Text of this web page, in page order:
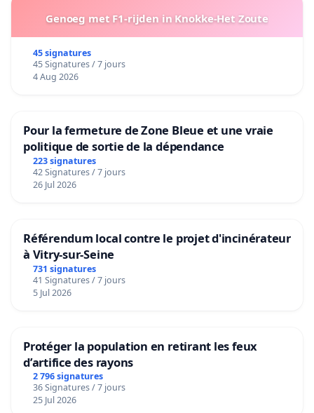
Genoeg met F1-rijden in Knokke-Het Zoute
45 signatures
45 Signatures / 7 jours
4 Aug 2026
Pour la fermeture de Zone Bleue et une vraie
politique de sortie de la dépendance
223 signatures
42 Signatures / 7 jours
26 Jul 2026
Référendum local contre le projet d'incinérateur
à Vitry-sur-Seine
731 signatures
41 Signatures / 7 jours
5 Jul 2026
Protéger la population en retirant les feux
d’artifice des rayons
2 796 signatures
36 Signatures / 7 jours
25 Jul 2026